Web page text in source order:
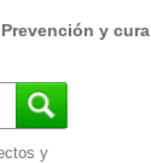
Prevención y cura
y